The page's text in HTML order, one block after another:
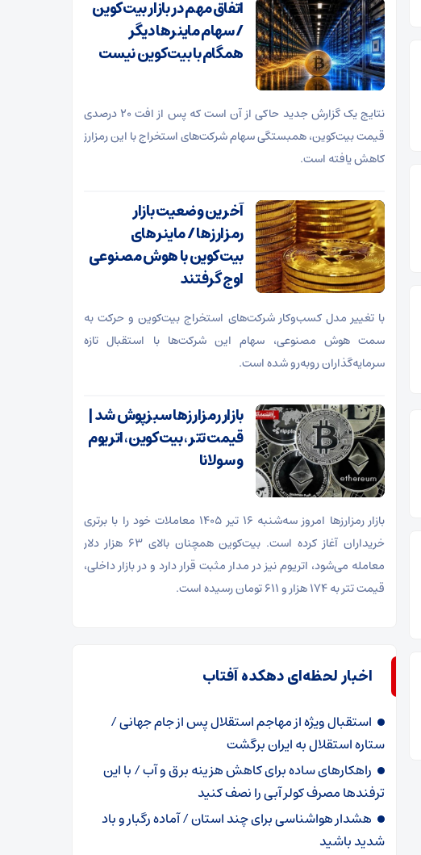
اتفاق مهم در بازار بیت‌کوین
/ سهام ماینرها دیگر
همگام با بیت‌کوین نیست
نتایج یک گزارش جدید حاکی از آن است که پس از افت ۲۰ درصدی
قیمت بیت‌کوین، همبستگی سهام شرکت‌های استخراج با این رمزارز
کاهش یافته است.
آخرین وضعیت بازار
رمزارزها / ماینرهای
بیت‌کوین با هوش مصنوعی
اوج گرفتند
با تغییر مدل کسب‌وکار شرکت‌های استخراج بیت‌کوین و حرکت به
سمت هوش مصنوعی، سهام این شرکت‌ها با استقبال تازه
سرمایه‌گذاران روبه‌رو شده است.
بازار رمزارزها سبزپوش شد |
قیمت تتر، بیت‌کوین، اتریوم
و سولانا
بازار رمزارزها امروز سه‌شنبه ۱۶ تیر ۱۴۰۵ معاملات خود را با برتری
خریداران آغاز کرده است. بیت‌کوین همچنان بالای ۶۳ هزار دلار
معامله می‌شود، اتریوم نیز در مدار مثبت قرار دارد و در بازار داخلی،
قیمت تتر به ۱۷۴ هزار و ۶۱۱ تومان رسیده است.
اخبار لحظه‌ای دهکده آفتاب
استقبال ویژه از مهاجم استقلال پس از جام جهانی /
ستاره استقلال به ایران برگشت
راهکارهای ساده برای کاهش هزینه برق و آب / با این
ترفندها مصرف کولر آبی را نصف کنید
هشدار هواشناسی برای چند استان / آماده رگبار و باد
شدید باشید